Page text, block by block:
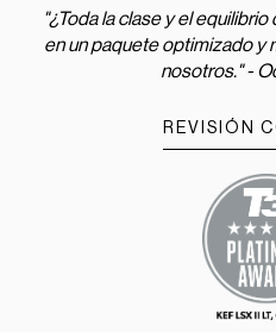
"¿Toda la clase y el
en un paquete optimizado y
nosotros." -
REVISIÓN